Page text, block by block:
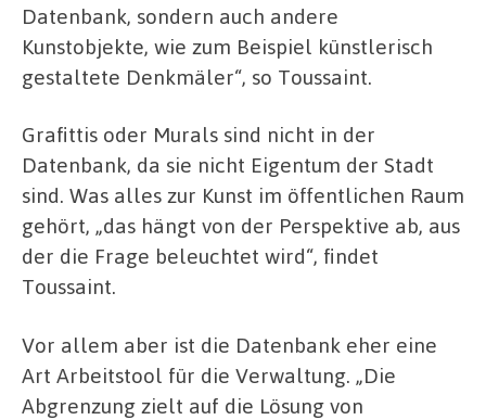
Datenbank, sondern auch andere
Kunstobjekte, wie zum Beispiel künstlerisch
gestaltete Denkmäler“, so Toussaint.
Grafittis oder Murals sind nicht in der
Datenbank, da sie nicht Eigentum der Stadt
sind. Was alles zur Kunst im öffentlichen Raum
gehört, „das hängt von der Perspektive ab, aus
der die Frage beleuchtet wird“, findet
Toussaint.
Vor allem aber ist die Datenbank eher eine
Art Arbeitstool für die Verwaltung. „Die
Abgrenzung zielt auf die Lösung von